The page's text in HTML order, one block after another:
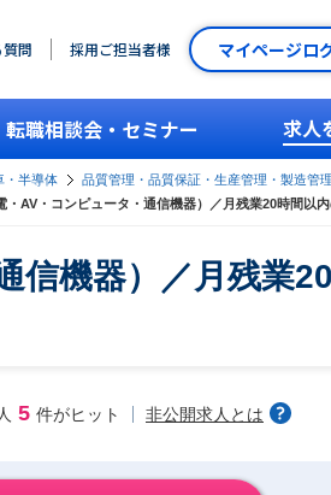
質問 採用ご担当者様 マイページロ
転職相談会・セミナー 求人
・半導体
品質管理・品質保証・生産管理・製造管理
・AV・コンピュータ・通信機器）／月残業20時間以
機器）／月残業
5 件がヒット 非公開求人とは